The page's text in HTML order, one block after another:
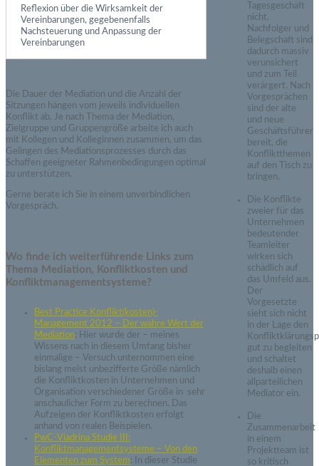
Reflexion über die Wirksamkeit der
Vereinbarungen, gegebenenfalls
Nachsteuerung und Anpassung der
Vereinbarungen
Die Dauer der Mediation und die Anzahl der
Sitzungen hängen vom jeweils individuellen
Konflikt ab. Je nach Thema der Mediation,
Zielgruppe und Gruppengröße arbeite ich auch
mit Kollegen und Kolleginnen zusammen, um das
Gelingen des Mediationsprozesses durch das
Schaffen geeigneter Rahmenbedingungen optimal
zu unterstützen.
Gerne berate ich Sie in einem unverbindlichen
Vorgespräch.
Wo finde ich weiterführende Links zum
Thema Mediation, Konfliktkosten und
Konfliktmanagementsysteme?
Best Practice Konflikt(kosten)-
Management 2012 – Der wahre Wert der
Mediation: Hier wurde der – meines
Wissens nach in diesem Umfang bisher
einmalige – Versuch unternommen eine
bislang meist unbezifferte Größe nämlich
die Konfliktkosten in Unternehmen und
Organisation verschiedener Größe in sehr
anschaulicher Form zu berechnen. Das
Aufzeigen der Konfliktkosten erfolgt
anhand von realen Beispielen.
PwC-Viadrina Studie III:
Konfliktmanagementsysteme – Von den
Elementen zum System: In dieser Studie
Tagesgeschäft
nicht.
Nachfolger und
Belegschaft sind
dadurch massiv
verunsichert
und zum Teil
verärgert. Nach
Vorgesprächen
sind der alte
und neue
Geschäftsführer
bereit, die
Konfliktthemen
auf den Tisch zu
bringen.
Die Konflikte
zweier für das
Unternehmen
bedeutender
Teamleiter
wirken sich
schädlich auf
das Umfeld aus.
Der
Vorgesetzte
sieht sich nicht
in der Lage den
gut zu begleiten
und schaltet
deshalb einen
allparteilichen
Mediator ein.
Die
Zusammenarbeit
in einem
Projektteam ist
so kritisch